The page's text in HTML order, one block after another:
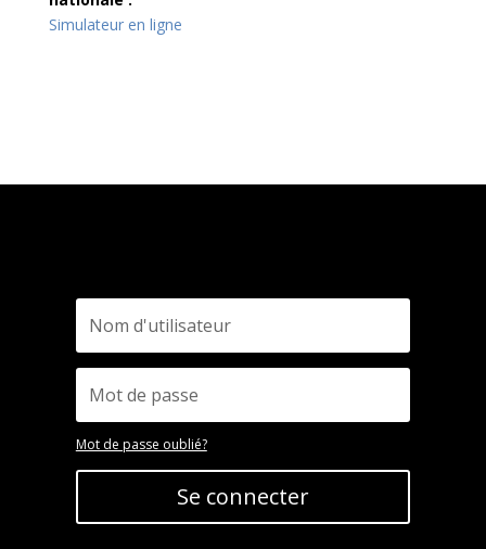
Simulateur en ligne
Mot de passe oublié?
Se connecter